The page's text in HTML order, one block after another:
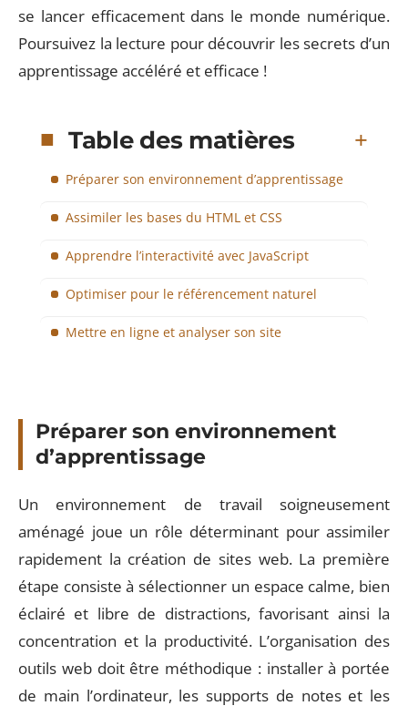
se lancer efficacement dans le monde numérique.
Poursuivez la lecture pour découvrir les secrets d’un
apprentissage accéléré et efficace !
Table des matières
Préparer son environnement d’apprentissage
Assimiler les bases du HTML et CSS
Apprendre l’interactivité avec JavaScript
Optimiser pour le référencement naturel
Mettre en ligne et analyser son site
Préparer son environnement
d’apprentissage
Un environnement de travail soigneusement
aménagé joue un rôle déterminant pour assimiler
rapidement la création de sites web. La première
étape consiste à sélectionner un espace calme, bien
éclairé et libre de distractions, favorisant ainsi la
concentration et la productivité. L’organisation des
outils web doit être méthodique : installer à portée
de main l’ordinateur, les supports de notes et les